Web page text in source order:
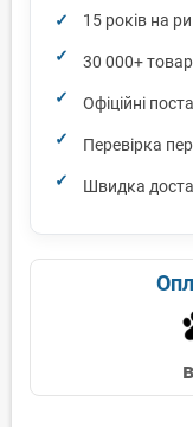
15 років на
30 000+
Офіційні
Перевірка
Швидка